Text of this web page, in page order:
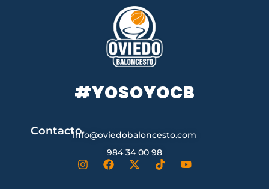
#YOSOYOCB
Contactoinfo@oviedobaloncesto.com
984 34 00 98